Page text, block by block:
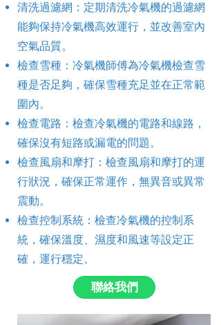
清洗過濾網：定期清洗冷氣機的過濾網
能夠保持冷氣機高效運行，並改善室內
空氣品質。
檢查雪種：冷氣機師傅為冷氣機檢查雪
種是否足夠，確保雪種充足並在正常範
圍內。
檢查電路：檢查冷氣機的電路和線路，
確保沒有短路或漏電的問題。
檢查風扇和摩打：檢查風扇和摩打的運
行狀況，確保正常運作，無異音或異常
震動。
檢查控制系統：檢查冷氣機的控制系
統，確保溫度、濕度和風速等設定正
確，運行穩定。
聯絡我們